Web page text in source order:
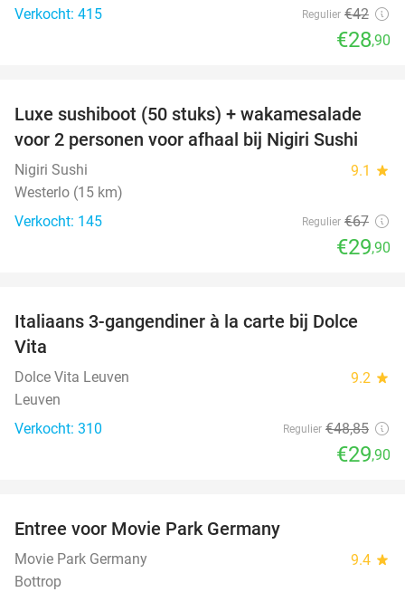
Verkocht: 415
Regulier €42
€28,90
55%
Luxe sushiboot (50 stuks) + wakamesalade
voor 2 personen voor afhaal bij Nigiri Sushi
Nigiri Sushi 9.1 star
Westerlo (15 km)
Verkocht: 145
Regulier €67
€29,90
39%
Italiaans 3-gangendiner à la carte bij Dolce
Vita
Dolce Vita Leuven 9.2 star
Leuven
Verkocht: 310
Regulier €48,85
€29,90
Entree voor Movie Park Germany
Movie Park Germany 9.4 star
Bottrop